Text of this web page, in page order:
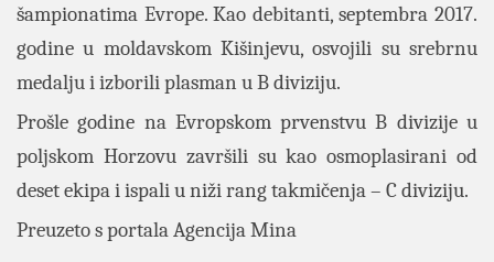
šampionatima Evrope. Kao debitanti, septembra 2017.
godine u moldavskom Kišinjevu, osvojili su srebrnu
medalju i izborili plasman u B diviziju.
Prošle godine na Evropskom prvenstvu B divizije u
poljskom Horzovu završili su kao osmoplasirani od
deset ekipa i ispali u niži rang takmičenja – C diviziju.
Preuzeto s portala Agencija Mina